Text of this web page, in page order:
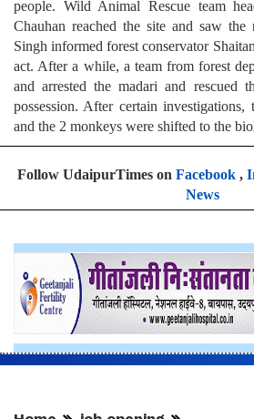
people. Wild Animal Rescue team
Chauhan reached the site and saw the
Singh informed forest conservator
act. After a while, a team from forest
and arrested the madari and rescued
possession. After certain investigations,
and the 2 monkeys were shifted to the
Facebook
News